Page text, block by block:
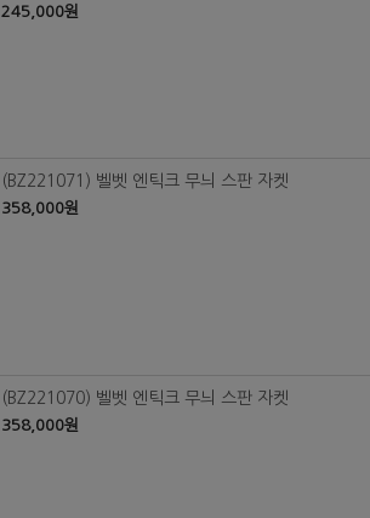
245,000원
(BZ221071) 벨벳 엔틱크 무늬 스판 자켓
358,000원
(BZ221070) 벨벳 엔틱크 무늬 스판 자켓
358,000원